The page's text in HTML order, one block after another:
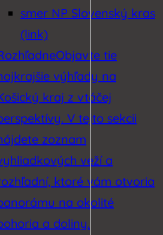
smer NP Slovenský kras
(link)
Objavte tie
výhľady na
kraj z vtáčej
V tejto sekcii
zoznam
veží a
ktoré vám otvoria
na okolité
a doliny.